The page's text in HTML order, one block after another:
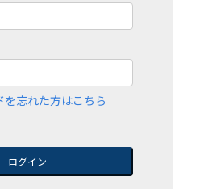
を忘れた方はこちら
ログイン